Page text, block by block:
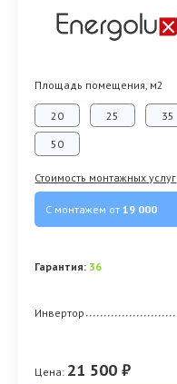
Площадь помещения, м2
20 25 35
50
Стоимость монтажных услуг
С монтажем от19 000
Гарантия: 36
Инвертор
Цена: 21 500 ₽